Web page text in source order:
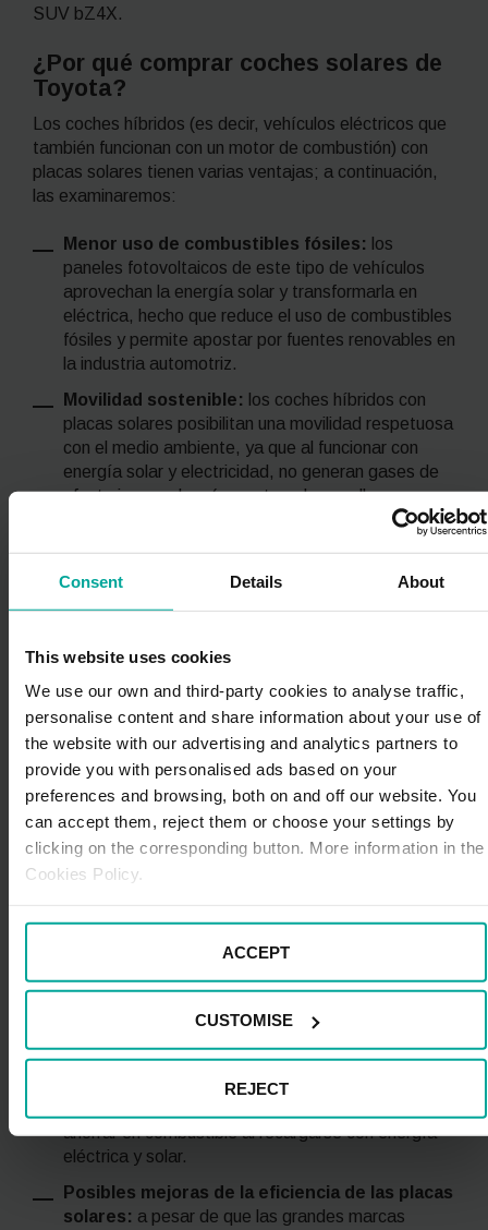
Consent Details About
This website uses cookies
We use our own and third-party cookies to analyse traffic,
personalise content and share information about your use of
the website with our advertising and analytics partners to
provide you with personalised ads based on your
preferences and browsing, both on and off our website. You
can accept them, reject them or choose your settings by
clicking on the corresponding button. More information in the
Cookies Policy.
ACCEPT
CUSTOMISE
REJECT
SUV bZ4X.
¿Por qué comprar coches solares de
Toyota?
Los coches híbridos (es decir, vehículos eléctricos que
también funcionan con un motor de combustión) con
placas solares tienen varias ventajas; a continuación,
las examinaremos:
Menor uso de combustibles fósiles: los
paneles fotovoltaicos de este tipo de vehículos
aprovechan la energía solar y transformarla en
eléctrica, hecho que reduce el uso de combustibles
fósiles y permite apostar por fuentes renovables en
la industria automotriz.
Movilidad sostenible: los coches híbridos con
placas solares posibilitan una movilidad respetuosa
con el medio ambiente, ya que al funcionar con
energía solar y electricidad, no generan gases de
efecto invernadero (exceptuando aquellas
derivadas de sus procesos de fabricación y de fin
herramienta muy importante para luchar contra el
cambio climático.
Autorecarga de las baterías en entornos
híbridos se alimenta con baterías, que se recargan
gracias al sistema de frenada regenerativa del
vehículo (proceso en el cual la energía cinética –
aquella producida con el movimiento– se
transforma en eléctrica). En los entornos urbanos,
con constantes arranques y paradas, gracias a
este sistema se puede generar y almacenar una
gran cantidad de energía eléctrica que, de otro
Larga vida útil de las placas solares:mientras
que la vida media de un vehículo de combustión en
España ronda los 13 años, la vida útil de las celdas
actualidad los coches solares tienen un coche más
elevado que los vehículos convencionales y exigen
ahorrar en combustible al recargarse con energía
eléctrica y solar.
Posibles mejoras de la eficiencia de las placas
solares: a pesar de que las grandes marcas